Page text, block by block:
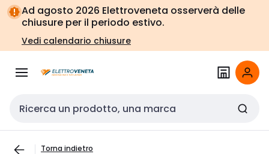
Vai alla
navigazione
Vai
alla
pagina
Ad agosto 2026 Elettroveneta osserverà delle
chiusure per il periodo estivo.
Vedi calendario chiusure
Cerca input
Torna indietro